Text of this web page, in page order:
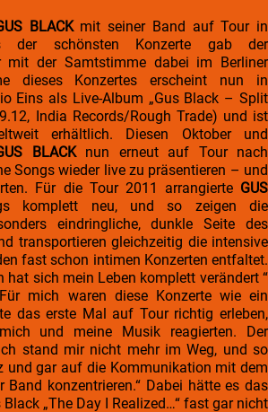
BLACKmit seiner Band auf Tour in
der schönsten Konzerte gab der
mit der Samtstimme dabei im Berliner
dieses Konzertes erscheint nun in
Eins als Live-Album „Gus Black – Split
India Records/Rough Trade) und ist
erhältlich. Diesen Oktober und
BLACKnun erneut auf Tour nach
Songs wieder live zu präsentieren – und
Für die Tour 2011 arrangierte GUS
komplett neu, und so zeigen die
eindringliche, dunkle Seite des
transportieren gleichzeitig die intensive
fast schon intimen Konzerten entfaltet.
hat sich mein Leben komplett verändert “
mich waren diese Konzerte wie ein
das erste Mal auf Tour richtig erleben,
und meine Musik reagierten. Der
stand mir nicht mehr im Weg, und so
und gar auf die Kommunikation mit dem
Band konzentrieren.“ Dabei hätte es das
„The Day I Realized…“ fast gar nicht